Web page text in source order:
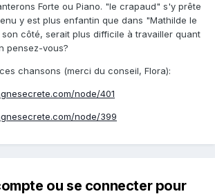
Forte ou Piano. "le crapaud" s'y prête
y est plus enfantin que dans "Mathilde le
côté, serait plus difficile à travailler quant
pensez-vous?
chansons (merci du conseil, Flora):
node/401
node/399
ou se connecter pour